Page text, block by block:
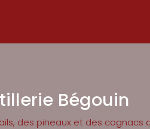
Bégouin
des pineaux et des cognacs